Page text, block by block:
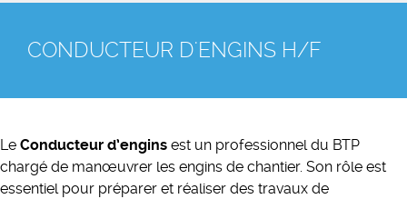
CONDUCTEUR D'ENGINS H/F
Le Conducteur d’engins est un professionnel du BTP
chargé de manœuvrer les engins de chantier. Son rôle est
essentiel pour préparer et réaliser des travaux de